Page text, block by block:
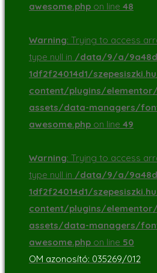
awesome.php on line 48
Warning: Trying to access
type null in /data/9/a/
1df2f24014d1/
content/plugins/
assets/data-managers/
awesome.php on line 49
Warning: Trying to access
type null in /data/9/a/
1df2f24014d1/
content/plugins/
assets/data-managers/
awesome.php on line 50
OM azonosító: 035269/012